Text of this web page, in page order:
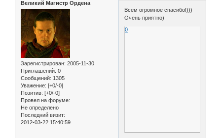
Великий Магистр Ордена
Зарегистрирован: 2005-11-30
Приглашений: 0
Сообщений: 1305
Уважение: [+0/-0]
Позитив: [+0/-0]
Провел на форуме:
Не определено
Последний визит:
2012-03-22 15:40:59
Всем огромное спасибо!)))
Очень приятно)
0